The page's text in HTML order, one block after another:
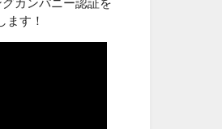
カンパニー認証を
ます！